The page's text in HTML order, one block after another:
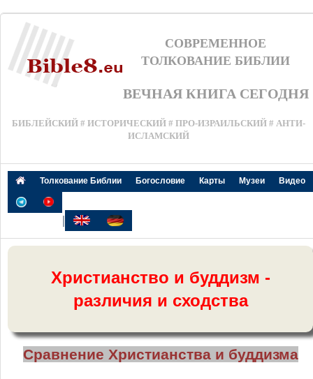
СОВРЕМЕННОЕ
ТОЛКОВАНИЕ БИБЛИИ
ВЕЧНАЯ КНИГА СЕГОДНЯ
БИБЛЕЙСКИЙ # ИСТОРИЧЕСКИЙ # ПРО-ИЗРАИЛЬСКИЙ # АНТИ-
ИСЛАМСКИЙ
Толкование Библии Богословие Карты Музеи Видео
|
Христианство и буддизм -
различия и сходства
Сравнение Христианства и буддизма